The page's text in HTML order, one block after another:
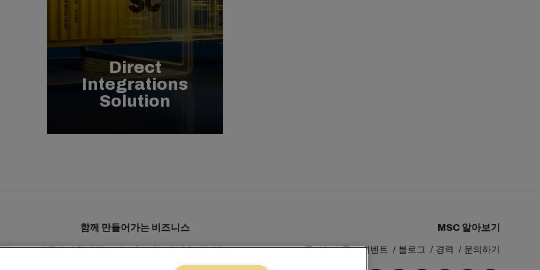
Direct
Integrations
Solution
함께 만들어가는 비즈니스
솔루션 현지 정보 e비즈니스
지속가능성
MSC 알아보기
MSC 그룹 뉴스룸 이벤트 블로그 경력 문의하기